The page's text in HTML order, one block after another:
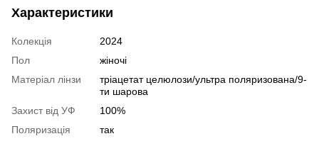
Характеристики
Колекція
2024
Пол
жіночі
Матеріал лінзи
тріацетат целюлози/ультра поляризована/9-
ти шарова
Захист від УФ
100%
Поляризація
так